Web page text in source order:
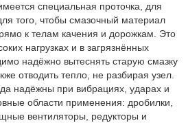
специальная проточка, для
того, чтобы смазочный материал
к телам качения и дорожкам. Это
нагрузках и в загрязнённых
надёжно вытеснять старую смазку
отводить тепло, не разбирая узел.
надёжны при вибрациях, ударах и
области применения: дробилки,
вентиляторы, редукторы и